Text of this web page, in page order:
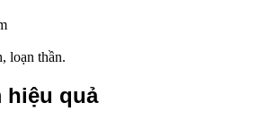
loạn thần.
hiệu quả